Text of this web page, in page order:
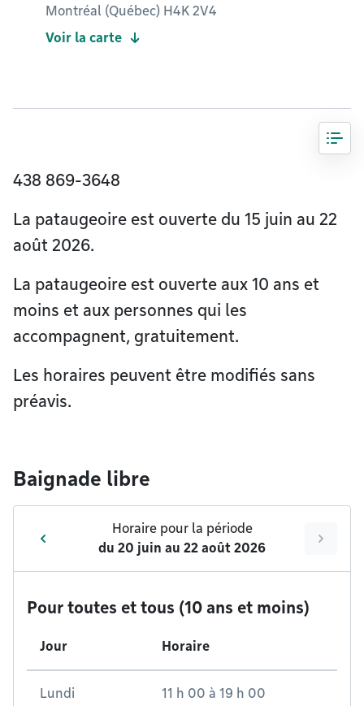
Montréal (Québec) H4K 2V4
Voir la carte
438 869-3648
La pataugeoire est ouverte du 15 juin au 22
août 2026.
La pataugeoire est ouverte aux 10 ans et
moins et aux personnes qui les
accompagnent, gratuitement.
Les horaires peuvent être modifiés sans
préavis.
Baignade libre
Horaire pour la période
du 20 juin au 22 août 2026
Pour toutes et tous (10 ans et moins)
Jour Horaire
Lundi 11 h 00 à 19 h 00